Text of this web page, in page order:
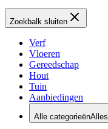
Zoekbalk sluiten
Verf
Vloeren
Gereedschap
Hout
Tuin
Aanbiedingen
Alle categorieënAlles